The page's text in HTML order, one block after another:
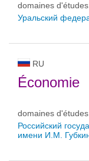
domaines
Уральский
RU
Économie
domaines
Российский
имени И.М.